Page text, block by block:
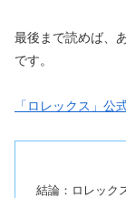
最後まで読めば、
です。
「ロレックス」公
結論：ロレック